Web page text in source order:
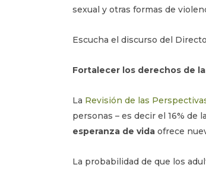
sexual y otras formas de
Escucha el discurso del
Fortalecer los derechos de
La Revisión de las
personas – es decir el 16% de
esperanza de vida ofrece
La probabilidad de que los